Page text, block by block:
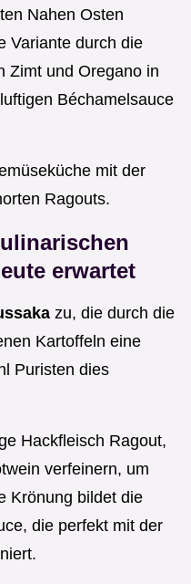
Nahen Osten
Variante durch die
Zimt und Oregano in
Béchamelsauce
mit der
Ragouts.
erwartet
zu, die durch die
Kartoffeln eine
Puristen dies
Hackfleisch Ragout,
verfeinern, um
Krönung bildet die
die perfekt mit der